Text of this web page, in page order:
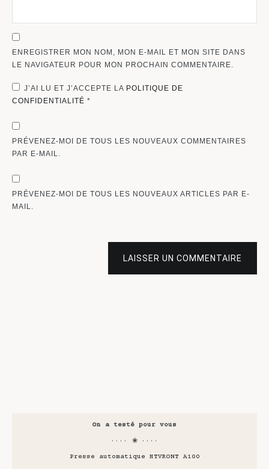
ENREGISTRER MON NOM, MON E-MAIL ET MON SITE DANS
LE NAVIGATEUR POUR MON PROCHAIN COMMENTAIRE.
J’AI LU ET J’ACCEPTE LA POLITIQUE DE
CONFIDENTIALITÉ *
PRÉVENEZ-MOI DE TOUS LES NOUVEAUX COMMENTAIRES
PAR E-MAIL.
PRÉVENEZ-MOI DE TOUS LES NOUVEAUX ARTICLES PAR E-
MAIL.
LAISSER UN COMMENTAIRE
On a testé pour vous
···· ❀ ····
Presse automatique HTVRONT A100